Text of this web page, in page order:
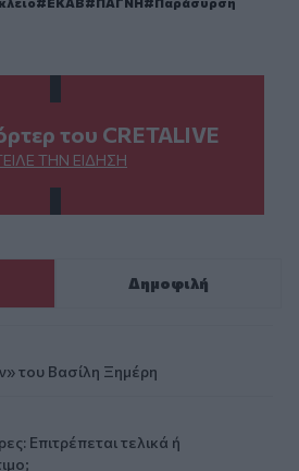
του CRETALIVE
ΤΗΝ ΕΊΔΗΣΗ
Δημοφιλή
του Βασίλη Ξημέρη
Επιτρέπεται τελικά ή